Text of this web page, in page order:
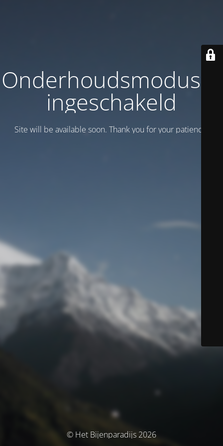
Onderhoudsmodus is
ingeschakeld
Site will be available soon. Thank you for your patience!
© Het Bijenparadijs 2026